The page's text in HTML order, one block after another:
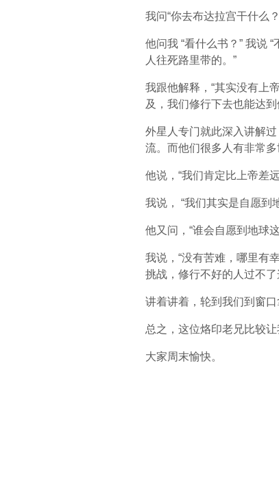
我问“你去布达拉宫干什么
他问我 “看什么书？” 我说
人往死路里带的。”
我跟他解释，“其实没有上
及，我们修行下去也能达
外星人专门就此深入讲解
流。而他们很多人有非常
他说，“我们肯定比上帝差
我说， “我们其实是自愿到
他又问，“谁会自愿到地球
我说，“没有苦难，哪里有
挑战，修行不好的人过不了
讲着讲着，轮到我们到窗口
总之，这位烙印老兄比较
大家周末愉快。